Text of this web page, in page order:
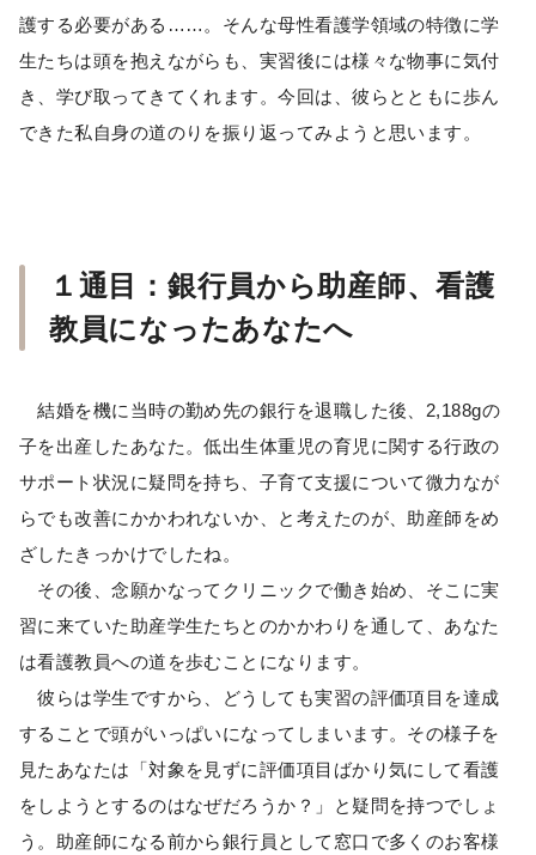
護する必要がある……。そんな母性看護学領域の特徴に学
生たちは頭を抱えながらも、実習後には様々な物事に気付
き、学び取ってきてくれます。今回は、彼らとともに歩ん
できた私自身の道のりを振り返ってみようと思います。
１通目：銀行員から助産師、看護
教員になったあなたへ
結婚を機に当時の勤め先の銀行を退職した後、2,188gの
子を出産したあなた。低出生体重児の育児に関する行政の
サポート状況に疑問を持ち、子育て支援について微力なが
らでも改善にかかわれないか、と考えたのが、助産師をめ
ざしたきっかけでしたね。
その後、念願かなってクリニックで働き始め、そこに実
習に来ていた助産学生たちとのかかわりを通して、あなた
は看護教員への道を歩むことになります。
彼らは学生ですから、どうしても実習の評価項目を達成
することで頭がいっぱいになってしまいます。その様子を
見たあなたは「対象を見ずに評価項目ばかり気にして看護
をしようとするのはなぜだろうか？」と疑問を持つでしょ
う。助産師になる前から銀行員として窓口で多くのお客様